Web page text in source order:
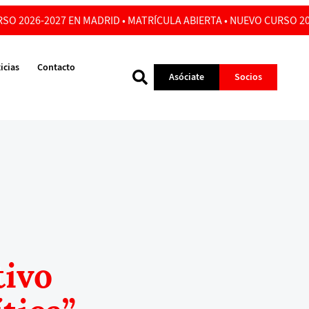
2026-2027 EN MADRID • MATRÍCULA ABIERTA • NUEVO CURSO
Contacto
Asóciate Socios